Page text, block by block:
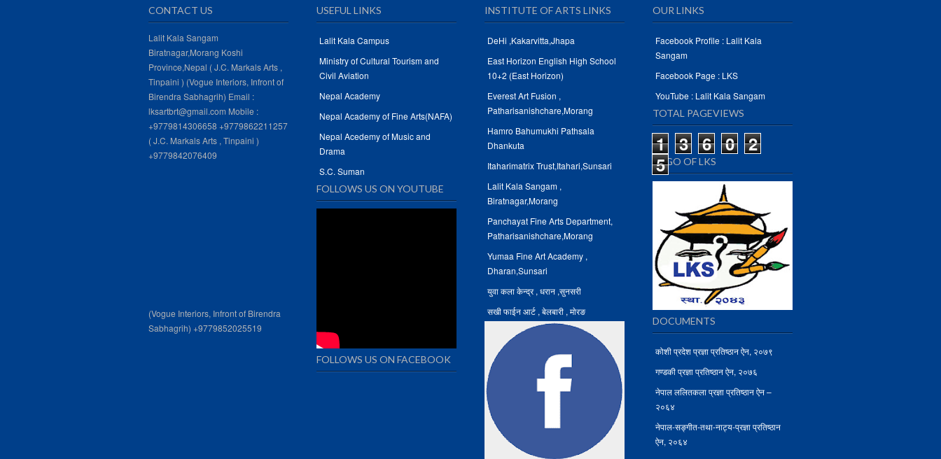
CONTACT US
Lalit Kala Sangam
Biratnagar,Morang Koshi
Province,Nepal ( J.C. Markals Arts ,
Tinpaini ) (Vogue Interiors, Infront of
Birendra Sabhagrih) Email :
lksartbrt@gmail.com Mobile :
+9779814306658 +9779862211257
( J.C. Markals Arts , Tinpaini )
+9779842076409
(Vogue Interiors, Infront of Birendra
Sabhagrih) +9779852025519
USEFUL LINKS
Lalit Kala Campus
Ministry of Cultural Tourism and
Civil Aviation
Nepal Academy
Nepal Academy of Fine Arts(NAFA)
Nepal Acedemy of Music and
Drama
S.C. Suman
FOLLOWS US ON YOUTUBE
FOLLOWS US ON FACEBOOK
INSTITUTE OF ARTS LINKS
DeHi ,Kakarvitta,Jhapa
East Horizon English High School
10+2 (East Horizon)
Everest Art Fusion ,
Patharisanishchare,Morang
Hamro Bahumukhi Pathsala
Dhankuta
Itaharimatrix Trust,Itahari,Sunsari
Lalit Kala Sangam ,
Biratnagar,Morang
Panchayat Fine Arts Department,
Patharisanishchare,Morang
Yumaa Fine Art Academy ,
Dharan,Sunsari
युवा कला केन्द्र , धरान ,सुनसरी
सखी फाईन आर्ट , बेलबारी , माेरङ
OUR LINKS
Facebook Profile : Lalit Kala
Sangam
Facebook Page : LKS
YouTube : Lalit Kala Sangam
TOTAL PAGEVIEWS
1 3 6 0 2
5
LOGO OF LKS
DOCUMENTS
कोशी प्रदेश प्रज्ञा प्रतिष्ठान ऐन, २०७९
गण्डकी प्रज्ञा प्रतिष्ठान ऐन, २०७६
नेपाल ललितकला प्रज्ञा प्रतिष्ठान ऐन –
२०६४
नेपाल-सङ्गीत-तथा-नाट्य-प्रज्ञा प्रतिष्ठान
ऐन, २०६४